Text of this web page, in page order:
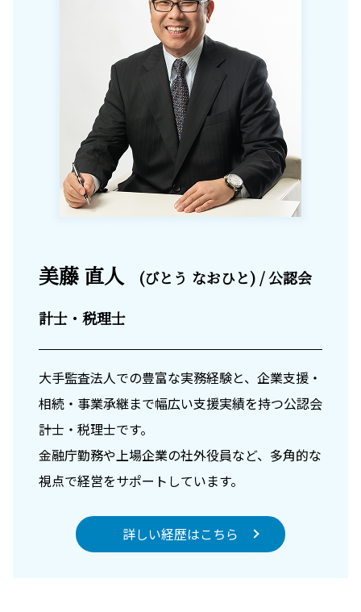
美藤 直人
(びとう なおひと) / 公認会
計士・税理士
大手監査法人での豊富な実務経験と、企業支援・
相続・事業承継まで幅広い支援実績を持つ公認会
計士・税理士です。
金融庁勤務や上場企業の社外役員など、多角的な
視点で経営をサポートしています。
詳しい経歴はこちら